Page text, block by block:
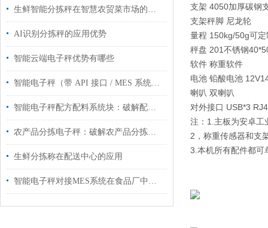
生鲜智能分拣秤在智慧农贸菜市场的应用
AI识别分拣秤的应用优势
智能云端电子秤优势有哪些
智能电子秤（带 API 接口 / MES 系统对接）工业管控智能化升级
智能电子秤配方配料系统块：破解配方配料痛点，筑牢生产精准防线
农产品分拣电子秤：破解农产品分拣难题
生鲜分拣称在配送中心的应用
智能电子秤对接MES系统在食品厂中的应用
支架 4050加厚碳钢
支架秤脚 尼龙轮
量程 150kg/50g可定
秤盘 201不锈钢
软件 称重软件
电池 铅酸电池
喇叭 双喇叭
对外接口 USB*3
注：1.主板为安卓工
2，称重传感器和支
3.本机所有配件都可